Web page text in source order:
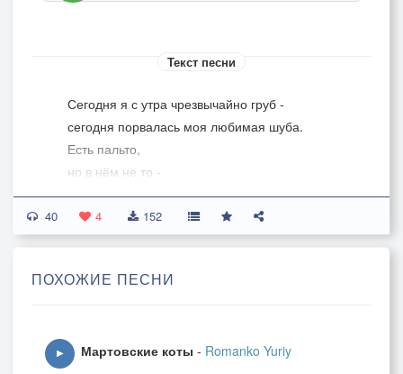
Текст песни
Сегодня я с утра чрезвычайно груб -
сегодня порвалась моя любимая шуба.
Есть пальто,
но в нём не то -
на улице мороз и не выходит никто.
Я зол, как пёс -
проклятый мороз!
Замеченный случайно парой серых глаз,
40 4 152
ПОХОЖИЕ ПЕСНИ
▶ Мартовские коты - Romanko Yuriy